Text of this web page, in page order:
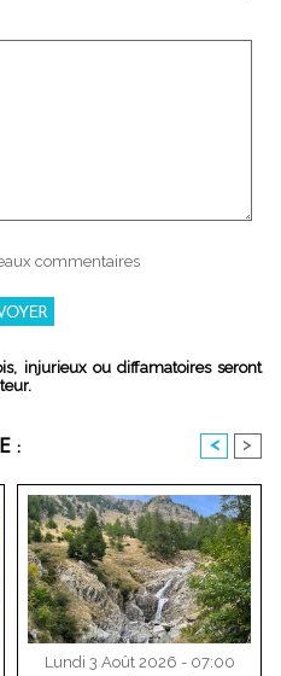
commentaires
injurieux ou diffamatoires seront
: < >
Lundi 3 Août 2026 - 07:00